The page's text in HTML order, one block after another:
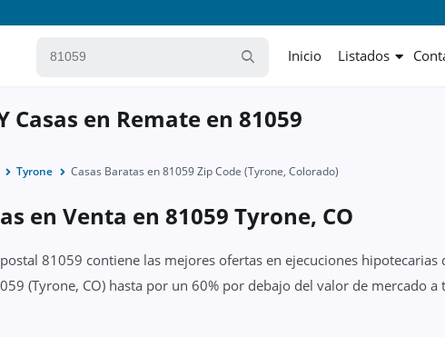
Inicio Listados
Casas en Remate en 81059
Tyrone Casas Baratas en 81059 Zip Code (Tyrone, Colorado)
en Venta en 81059 Tyrone, CO
81059 contiene las mejores ofertas en ejecuciones
(Tyrone, CO) hasta por un 60% por debajo del valor de mercado